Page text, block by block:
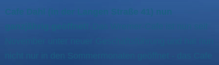
nicht nur in den Sommermonaten geöffnet - das Cafe